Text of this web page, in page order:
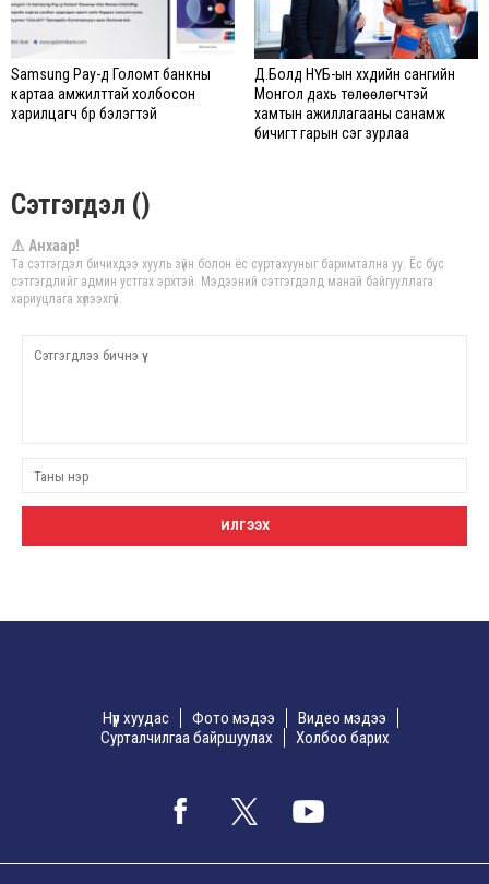
Samsung Pay-д Голомт банкны
картаа амжилттай холбосон
харилцагч бүр бэлэгтэй
Д.Болд НҮБ-ын хүүхдийн сангийн
Монгол дахь төлөөлөгчтэй
хамтын ажиллагааны санамж
бичигт гарын үсэг зурлаа
Сэтгэгдэл ()
⚠ Анхаар!
Та сэтгэгдэл бичихдээ хууль зүйн болон ёс суртахууныг баримтална уу. Ёс бус
сэтгэгдлийг админ устгах эрхтэй. Мэдээний сэтгэгдэлд манай байгууллага
хариуцлага хүлээхгүй.
Нүүр хуудас Фото мэдээ
Видео мэдээ
Сурталчилгаа байршуулах
Холбоо барих